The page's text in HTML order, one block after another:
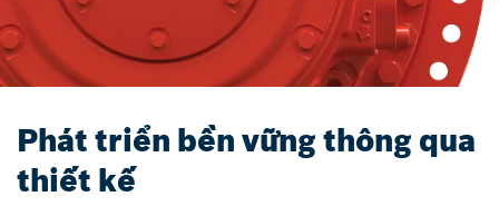
Phát triển bền vững thông qua
thiết kế